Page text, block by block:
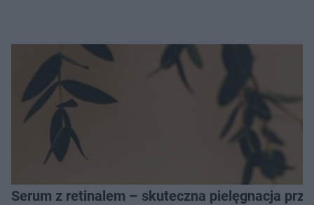
Serum z retinalem – skuteczna pielęgnacja